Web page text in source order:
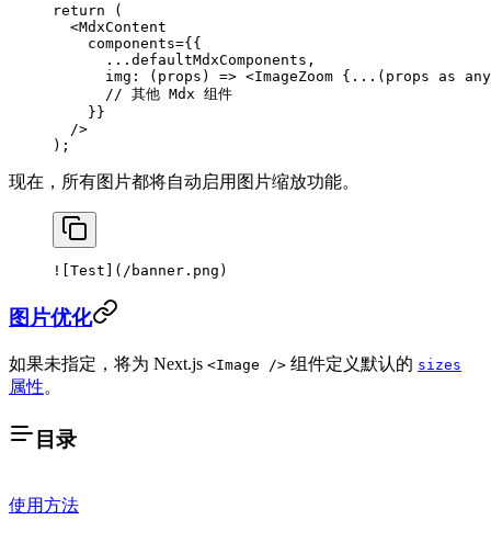
return (
  <
MdxContent
    components
={{
      ...
defaultMdxComponents,
      img
: ( props ) => <ImageZoom { ... (props as any
      // 其他 Mdx 组件
    }}
  />
);
现在，所有图片都将自动启用图片缩放功能。
![Test ]( /banner.png )
图片优化
如果未指定，将为 Next.js <Image /> 组件定义默认的 sizes
属性。
目录
使用方法